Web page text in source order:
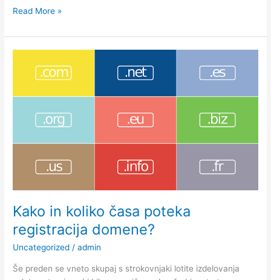
Registracija
in
izbira
gostovanja
Read More »
Kako in koliko časa poteka
registracija domene?
Uncategorized /admin
Še preden se vneto skupaj s strokovnjaki lotite izdelovanja